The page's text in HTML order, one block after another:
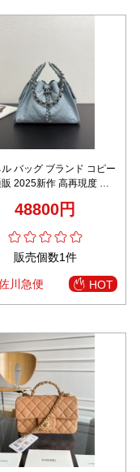
バッグ ブランド コピー
2025新作 高再現度 本
48800円
販売個数1件
川急便 HOT